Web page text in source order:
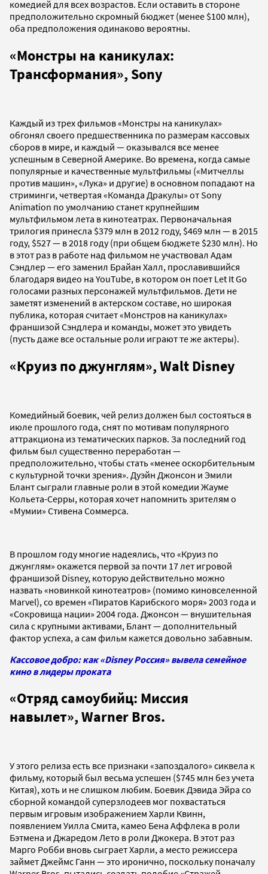
комедией для всех возрастов. Если оставить в стороне
предположительно скромный бюджет (менее $100 млн),
оба предположения одинаково вероятны.
«Монстры на каникулах:
Трансформания», Sony
Каждый из трех фильмов «Монстры на каникулах»
обгонял своего предшественника по размерам кассовых
сборов в мире, и каждый — оказывался все менее
успешным в Северной Америке. Во времена, когда самые
популярные и качественные мультфильмы («Митчеллы
против машин», «Лука» и другие) в основном попадают на
стриминги, четвертая «Команда Дракулы» от Sony
Animation по умолчанию станет крупнейшим
мультфильмом лета в кинотеатрах. Первоначальная
трилогия принесла $379 млн в 2012 году, $469 млн — в 2015
году, $527 — в 2018 году (при общем бюджете $230 млн). Но
в этот раз в работе над фильмом не участвовал Адам
Сэндлер — его заменил Брайан Халл, прославившийся
благодаря видео на YouTube, в котором он поет Let It Go
голосами разных персонажей мультфильмов. Дети не
заметят изменений в актерском составе, но широкая
публика, которая считает «Монстров на каникулах»
франшизой Сэндлера и команды, может это увидеть
(пусть даже все остальные роли играют те же актеры).
«Круиз по джунглям», Walt Disney
Комедийный боевик, чей релиз должен был состояться в
июле прошлого года, снят по мотивам популярного
аттракциона из тематических парков. За последний год
фильм был существенно переработан —
предположительно, чтобы стать «менее оскорбительным
с культурной точки зрения». Дуэйн Джонсон и Эмили
Блант сыграли главные роли в этой комедии Жауме
Кольета-Серры, которая хочет напомнить зрителям о
«Мумии» Стивена Соммерса.
В прошлом году многие надеялись, что «Круиз по
джунглям» окажется первой за почти 17 лет игровой
франшизой Disney, которую действительно можно
назвать «новинкой кинотеатров» (помимо киновселенной
Marvel), со времен «Пиратов Карибского моря» 2003 года и
«Сокровища нации» 2004 года. Джонсон — внушительная
сила с крупными активами, Блант — дополнительный
фактор успеха, а сам фильм кажется довольно забавным.
Кассовое добро: как «Disney Россия» вывела семейное
кино в лидеры проката
«Отряд самоубийц: Миссия
навылет», Warner Bros.
У этого релиза есть все признаки «запоздалого» сиквела к
фильму, который был весьма успешен ($745 млн без учета
Китая), хоть и не слишком любим. Боевик Дэвида Эйра со
сборной командой суперзлодеев мог похвастаться
первым игровым изображением Харли Квинн,
появлением Уилла Смита, камео Бена Аффлека в роли
Бэтмена и Джаредом Лето в роли Джокера. В этот раз
Марго Робби вновь сыграет Харли, а место режиссера
займет Джеймс Ганн — это иронично, поскольку поначалу